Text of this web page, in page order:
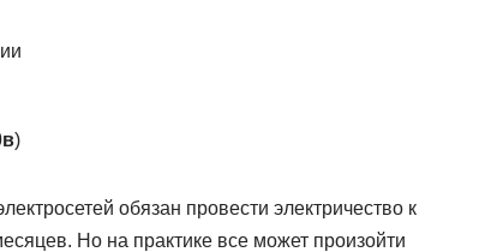
)
обязан провести электричество к
Но на практике все может произойти